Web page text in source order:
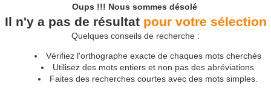
Oups !!! Nous sommes désolé
Il n'y a pas de résultat pour votre sélection
Quelques conseils de recherche :
Vérifiez l'orthographe exacte de chaques mots cherchés
Utilisez des mots entiers et non pas des abréviations
Faites des recherches courtes avec des mots simples.